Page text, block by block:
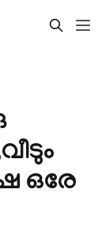
ഒരേ